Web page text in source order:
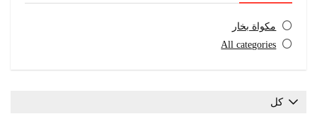
مكواة بخار
All categories
كل